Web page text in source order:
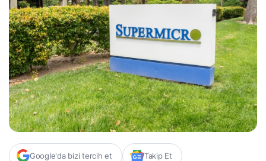
Google'da bizi tercih et Takip Et